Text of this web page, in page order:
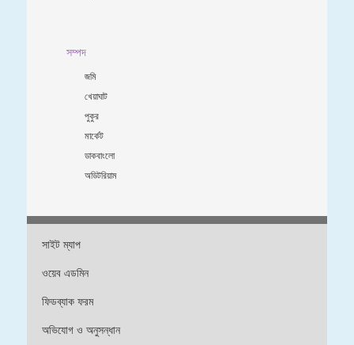
সম্পদ
জমি
খেয়াঘাট
পুকুর
মার্কেট
ডাকবাংলো
অডিটরিয়াম
সাইট ম্যাপ
ওয়েব এডমিন
ফিডব্যাক ফরম
অভিযোগ ও অনুসন্ধান